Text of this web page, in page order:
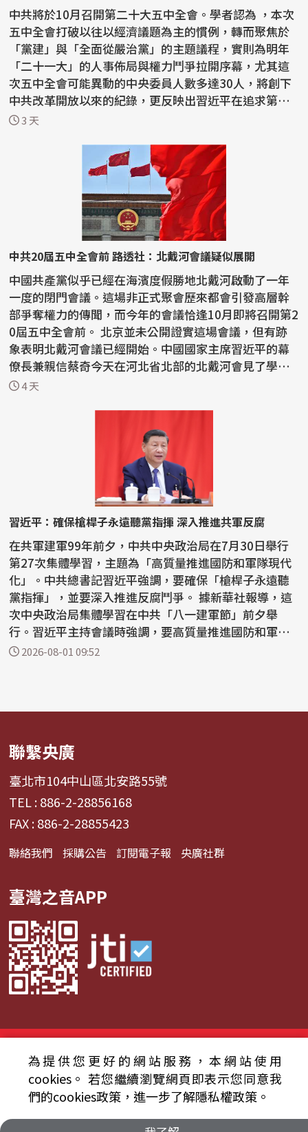
中共將於10月召開第二十大五中全會。學者認為 ，本次
五中全會打破以往以經濟議題為主的慣例，轉而聚焦於
「黨建」與「全面從嚴治黨」的主題議程，實則為明年
「二十一大」的人事佈局與權力鬥爭拉開序幕，尤其這
次五中全會可能異動的中央委員人數多達30人，將創下
中共改革開放以來的紀錄，更反映出習近平在追求第四
任期的...
3 天
中共20屆五中全會前 路透社：北戴河會議疑似展開
中國共產黨似乎已經在海濱度假勝地北戴河啟動了一年
一度的閉門會議。這場非正式聚會歷來都會引發高層幹
部爭奪權力的傳聞，而今年的會議恰逢10月即將召開第2
0屆五中全會前。 北京並未公開證實這場會議，但有跡
象表明北戴河會議已經開始。中國國家主席習近平的幕
僚長兼親信蔡奇今天在河北省北部的北戴河會見了學
者，...
4 天
習近平：確保槍桿子永遠聽黨指揮 深入推進共軍反腐
在共軍建軍99年前夕，中共中央政治局在7月30日舉行
第27次集體學習，主題為「高質量推進國防和軍隊現代
化」。中共總書記習近平強調，要確保「槍桿子永遠聽
黨指揮」，並要深入推進反腐鬥爭。 據新華社報導，這
次中央政治局集體學習在中共「八一建軍節」前夕舉
行。習近平主持會議時強調，要高質量推進國防和軍隊
現代化，...
2026-08-01 09:52
聯繫央廣
臺北市104中山區北安路55號
TEL : 886-2-28856168
FAX : 886-2-28855423
聯絡我們 採購公告 訂閱電子報 央廣社群
臺灣之音APP
© 2024財團法人中央廣播電臺 版權所有
資通安全政策聲明
服務條款 隱私權條款
為提供您更好的網站服務，本網站使用
cookies。 若您繼續瀏覽網頁即表示您同意我
們的cookies政策，進一步了解隱私權政策。